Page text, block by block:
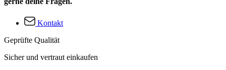
Kontakt
Geprüfte Qualität
Sicher und vertraut einkaufen